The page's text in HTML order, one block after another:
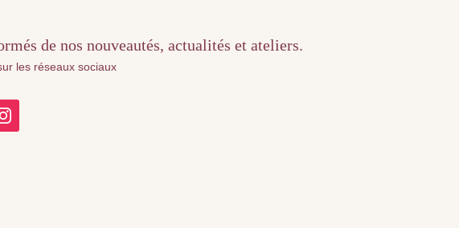
de nos nouveautés, actualités et ateliers.
les réseaux sociaux